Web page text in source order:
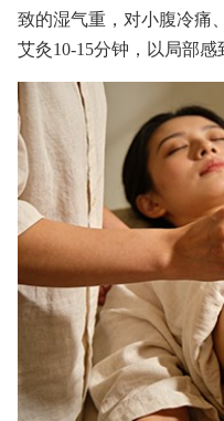
致的湿气重，对小腹冷痛
艾灸10-15分钟，以局部感